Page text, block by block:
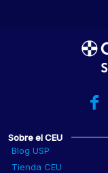
Sobre el CEU
Blog USP
Tienda CEU